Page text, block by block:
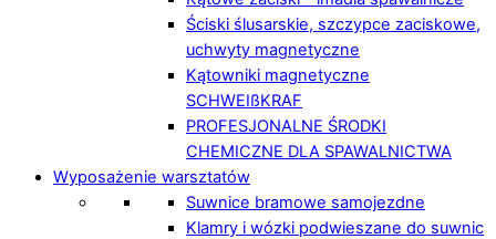
Ściski ślusarskie, szczypce zaciskowe,
uchwyty magnetyczne
Kątowniki magnetyczne
SCHWEIßKRAF
PROFESJONALNE ŚRODKI
CHEMICZNE DLA SPAWALNICTWA
Wyposażenie warsztatów
Suwnice bramowe samojezdne
Klamry i wózki podwieszane do suwnic